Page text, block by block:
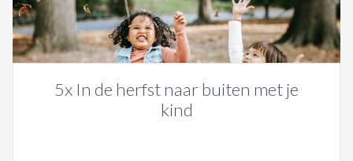
5x In de herfst naar buiten met je
kind